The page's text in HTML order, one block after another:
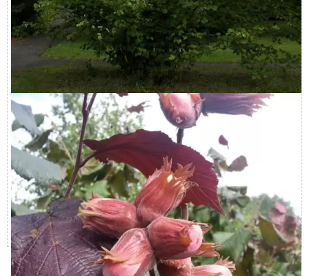
Лещина американская ( Сorylus americana)
Северная часть Северной Америки. Растет среди
кустарников, образует заросли по берегам и долинам рек
и на склонах. Мезофит, микротерм. Дерево до 3 м
высотой. Вегетирует с конца апреля-начала мая до конца
сентября. Цветет с середины апреля до начала мая,
иногда в октябре. Плодоносит с 9 лет, плоды созревают
во второй половине сентября, октябре. Зимостойкость
средняя.
Фундук Американская заказать в Москве
Купить саженцы фундука Американская недорого можно
в интернет-магазине «Исида Парк». Мы предлагаем
саженцы и крупномеры лещины с закрытой корневой
системой. Ознакомиться с актуальными ценами можно в
каталоге. Доставка выполняется по Москве и Московской
области. Стоимость услуги рассчитывается при
оформлении заявки на сайте.